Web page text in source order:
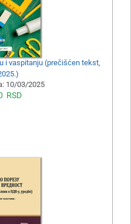
i vaspitanju (prečišćen tekst,
10/03/2025
RSD